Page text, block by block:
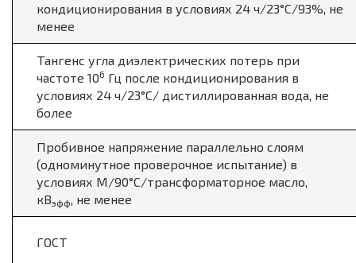
кондиционирования в условиях 24 ч/23°С/93%, не
менее
Тангенс угла диэлектрических потерь при
частоте 106 Гц после кондиционирования в
условиях 24 ч/23°С/ дистиллированная вода, не
более
Пробивное напряжение параллельно слоям
(одноминутное проверочное испытание) в
условиях М/90°С/трансформаторное масло,
кВэфф, не менее
ГОСТ